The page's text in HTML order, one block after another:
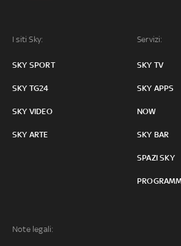
I siti Sky:
SKY SPORT
SKY TG24
SKY VIDEO
SKY ARTE
Servizi:
SKY TV
SKY APPS
NOW
SKY BAR
SPAZI SKY
Note legali: